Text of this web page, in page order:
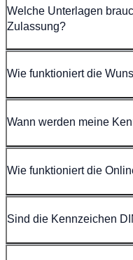
Welche Unterlagen
Zulassung?
Wie funktioniert die
Wann werden meine
Wie funktioniert die
Sind die Kennzeichen